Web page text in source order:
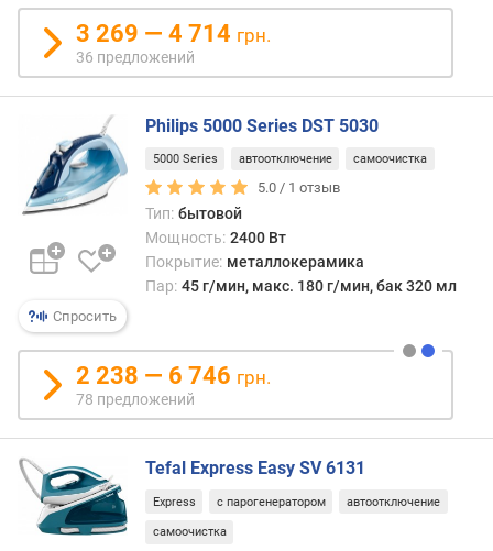
е
п
а
р
б
а
р
м
щ
н
о
с
т
ь
о
д
а
3 269 — 4 714 грн.
36 предложений
Спросить
Philips 5000 Series DST 5030
5000 Series автоотключение самоочистка
5.0 / 1 отзыв
Тип: бытовой
Мощность: 2400 Вт
Покрытие: металлокерамика
Пар: 45 г/мин, макс. 180 г/мин, бак 320 мл
2 238 — 6 746 грн.
78 предложений
Tefal Express Easy SV 6131
Express с парогенератором автоотключение
самоочистка